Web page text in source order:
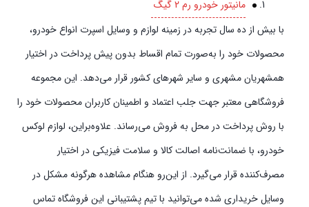
مانیتور خودرو رم 2 گیگ
با بیش از ده سال تجربه در زمینه لوازم و وسایل اسپرت انواع خودرو،
محصولات خود را به‌صورت تمام اقساط بدون پیش‌‎ پرداخت در اختیار
همشهریان مشهری و سایر شهرهای کشور قرار می‌دهد. این مجموعه
فروشگاهی معتبر جهت جلب اعتماد و اطمینان کاربران محصولات خود را
با روش پرداخت در محل به فروش می‌رساند. علاوه‌بر‌این، لوازم لوکس
خودرو، با ضمانت‌نامه اصالت کالا و سلامت فیزیکی در اختیار
مصرف‌کننده قرار می‌گیرد. از این‌رو هنگام مشاهده هرگونه مشکل در
وسایل خریداری شده می‌توانید با تیم پشتیبانی این فروشگاه تماس